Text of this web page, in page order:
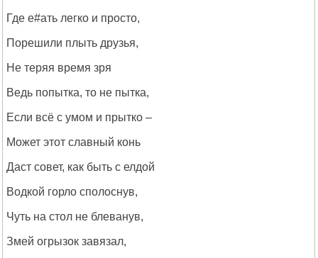
Где е#ать легко и просто,
Порешили плыть друзья,
Не теряя время зря
Ведь попытка, то не пытка,
Если всё с умом и прытко –
Может этот славный конь
Даст совет, как быть с елдой
Водкой горло сполоснув,
Чуть на стол не блеванув,
Змей огрызок завязал,